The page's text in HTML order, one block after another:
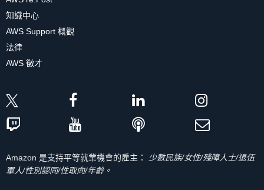
知識中心
AWS Support 概觀
法律
AWS 徵才
Amazon 是支持平等就業機會的雇主：
少數民族/女性/殘障人士/退伍
軍人/性別認同/性取向/年齡。